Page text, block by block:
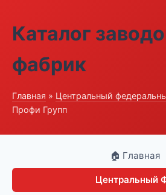
Каталог
фабрик
Главная » Центральный
Профи Групп
🏠 Главная
Центральный